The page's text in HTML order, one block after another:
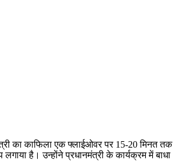
का काफिला एक फ्लाईओवर पर 15-20 मिनत तक
है। उन्होंने प्रधानमंत्री के कार्यक्रम में बाधा